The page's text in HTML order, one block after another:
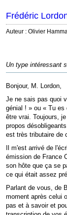
Frédéric
Auteur : Olivier
Un type intéressant
Bonjour, M. Lordon,
Je ne sais pas quoi
génial ! » ou « Tu
être vrai. Toujours,
propos
est très tributaire de
Il m'est arrivé de
émission de France
son hôte que ça se
ce qui était assez
Parlant de vous, de
moment après celui
pas et à savoir et